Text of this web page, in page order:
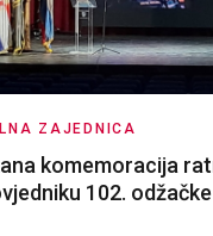
ZAJEDNICA
komemoracija
102.